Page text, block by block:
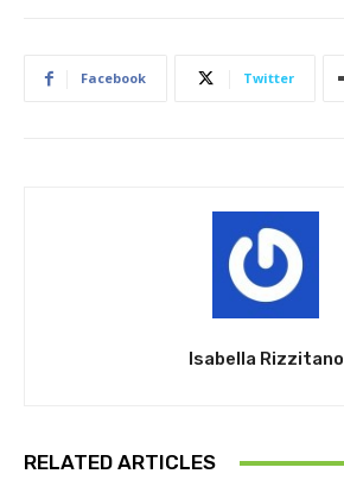
Facebook Twitter
Isabella Rizzitano
RELATED ARTICLES